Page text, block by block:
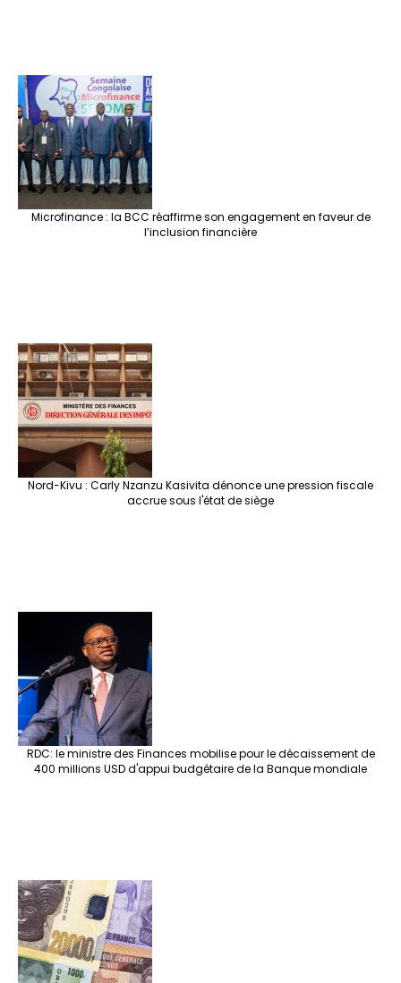
Microfinance : la BCC réaffirme son engagement en faveur de
l’inclusion financière
Nord-Kivu : Carly Nzanzu Kasivita dénonce une pression fiscale
accrue sous l'état de siège
RDC: le ministre des Finances mobilise pour le décaissement de
400 millions USD d'appui budgétaire de la Banque mondiale